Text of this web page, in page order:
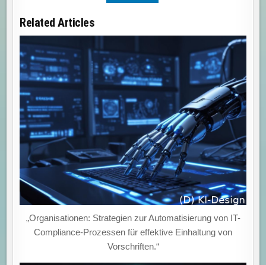
Related Articles
„Organisationen: Strategien zur Automatisierung von IT-
Compliance-Prozessen für effektive Einhaltung von
Vorschriften.“